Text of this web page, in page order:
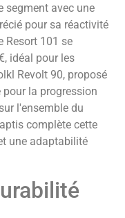
segment avec une
pour sa réactivité
Resort 101 se
idéal pour les
Revolt 90, proposé
la progression
l'ensemble du
complète cette
une adaptabilité